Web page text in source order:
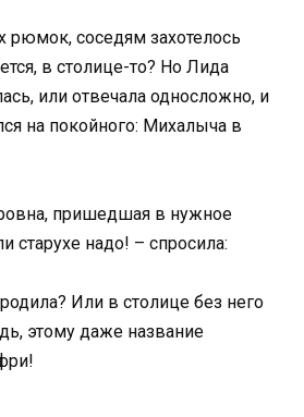
соседям захотелось
в столице-то? Но Лида
или отвечала односложно, и
на покойного: Михалыча в
пришедшая в нужное
старухе надо! – спросила:
Или в столице без него
этому даже название